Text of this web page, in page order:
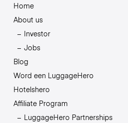
Home
About us
Investor
Jobs
Blog
Word een LuggageHero
Hotelshero
Affiliate Program
LuggageHero Partnerships